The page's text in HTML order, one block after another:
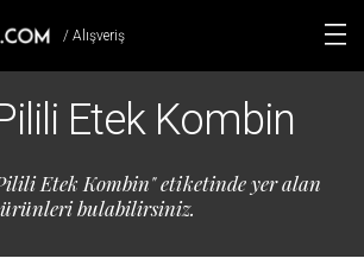
/ Alışveriş
Etek Kombin
Etek Kombin" etiketinde yer alan
ürünleri bulabilirsiniz.